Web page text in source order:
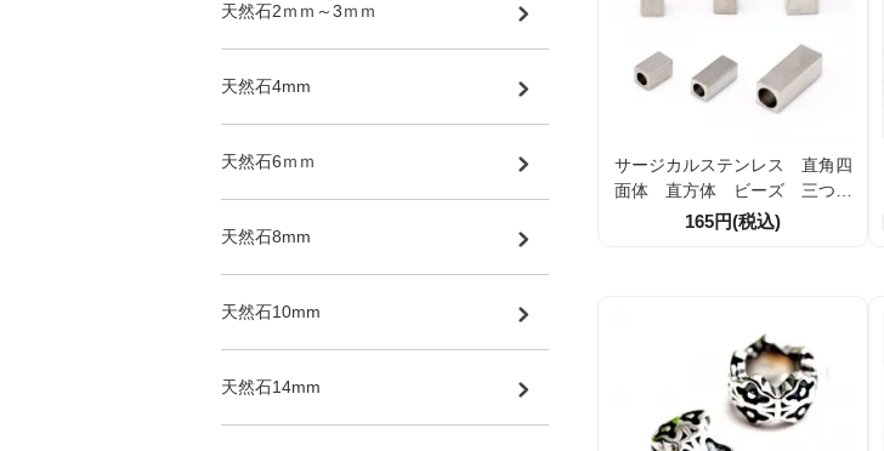
サージカルステンレス 直角四
面体 直方体 ビーズ 三つサ
イズ展開 2個/10個
165円(税込)
天然石2ｍｍ～3ｍｍ
天然石4mm
天然石6ｍｍ
天然石8mm
天然石10mm
天然石14mm